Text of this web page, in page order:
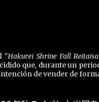
"Hakurei Shrine Fall
que, durante un
de vender de